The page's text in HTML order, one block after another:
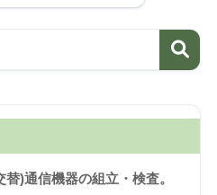
替)通信機器の組立・検査。